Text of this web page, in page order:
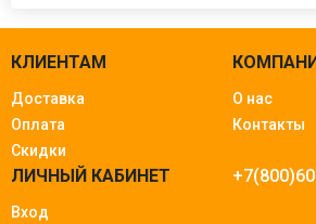
КЛИЕНТАМ
Доставка
Оплата
Скидки
О нас
Контакты
ЛИЧНЫЙ КАБИНЕТ
Вход